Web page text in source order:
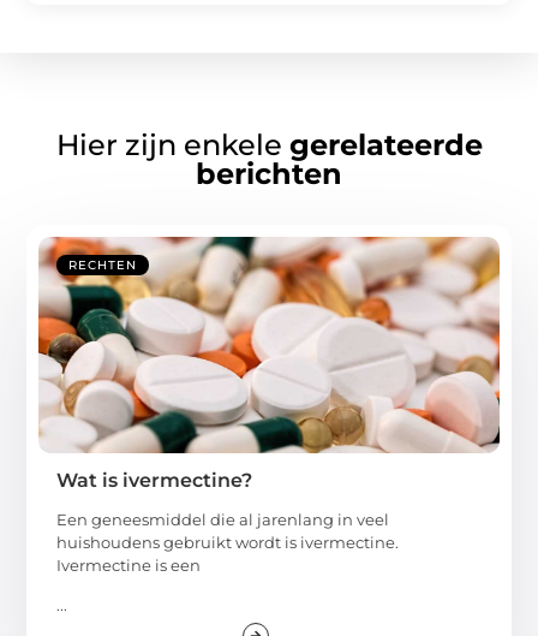
Hier zijn enkele gerelateerde
berichten
RECHTEN
Wat is ivermectine?
Een geneesmiddel die al jarenlang in veel
huishoudens gebruikt wordt is ivermectine.
Ivermectine is een
...